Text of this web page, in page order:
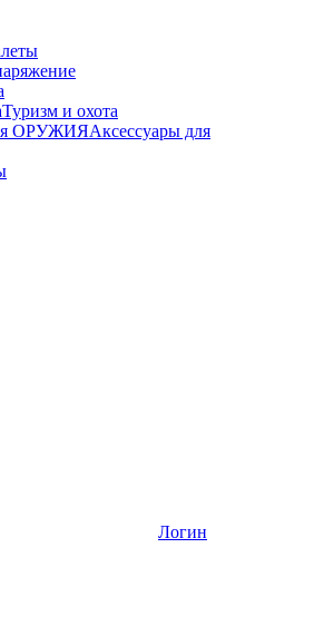
Туризм и охота
Аксессуары для
Логин